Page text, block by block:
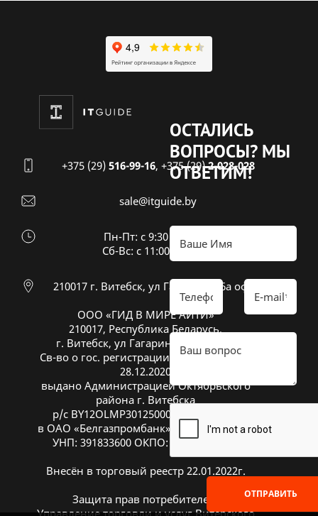
+375 (29) 516-99-16, +375 (29)2-028-028
sale@itguide.by
Пн-Пт: с 9:30 до 18:30
Cб-Вс: с 11:00 до 16:00
210017 г. Витебск, ул Гагарина 26а оф 20
ООО «ГИД В МИРЕ АЙТИ»
210017, Республика Беларусь,
г. Витебск, ул Гагарина 26А, оф. 20
Св-во о гос. регистрации № 391833600 от
28.12.2020
выдано Администрацией Октябрьского
района г. Витебска
р/с BY12OLMP30125000269700000933
в ОАО «Белгазпромбанк», код OLMPBY2X
УНП: 391833600 ОКПО: 504669272000
Внесён в торговый реестр 22.01.2022г.
Защита прав потребителей:
Управление торговли и услуг Витебского
ОСТАЛИСЬ
ВОПРОСЫ? МЫ
ОТВЕТИМ!
ОТПРАВИТЬ